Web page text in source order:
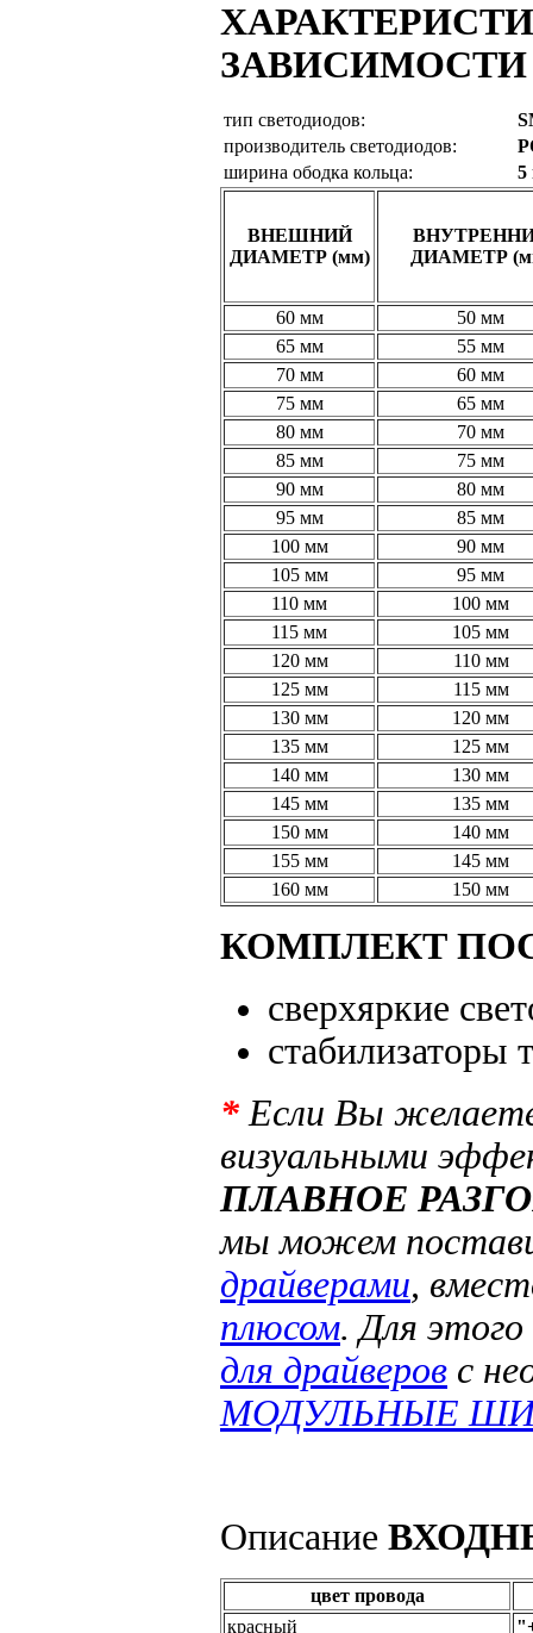
тип светодиодов:
производитель светодиодов:
ширина ободка кольца:
5
ВНЕШНИЙ
ДИАМЕТР (мм)
ДИАМЕТР
60 мм
50 мм
65 мм
55 мм
70 мм
60 мм
75 мм
65 мм
80 мм
70 мм
85 мм
75 мм
90 мм
80 мм
95 мм
85 мм
100 мм
90 мм
105 мм
95 мм
110 мм
100 мм
115 мм
105 мм
120 мм
110 мм
125 мм
115 мм
130 мм
120 мм
135 мм
125 мм
140 мм
130 мм
145 мм
135 мм
150 мм
140 мм
155 мм
145 мм
160 мм
150 мм
КОМПЛЕКТ
сверхяркие
стабилизаторы
* Если Вы
визуальными
ПЛАВНОЕ
мы можем
драйверами,
плюсом. Для
для драйверов с
МОДУЛЬНЫЕ
Описание
цвет провода
красный
"